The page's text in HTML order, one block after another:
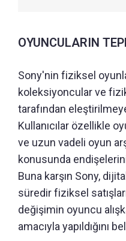
OYUNCULARIN
Sony'nin fiziksel
koleksiyoncular ve
tarafından
Kullanıcılar özellikle
ve uzun vadeli oyun
konusunda
Buna karşın Sony,
süredir fiziksel
değişimin oyuncu
amacıyla yapıldığını